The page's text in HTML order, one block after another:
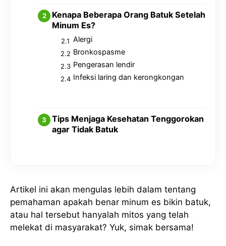
Kenapa Beberapa Orang Batuk Setelah
Minum Es?
Alergi
Bronkospasme
Pengerasan lendir
Infeksi laring dan kerongkongan
Tips Menjaga Kesehatan Tenggorokan
agar Tidak Batuk
Artikel ini akan mengulas lebih dalam tentang
pemahaman apakah benar minum es bikin batuk,
atau hal tersebut hanyalah mitos yang telah
melekat di masyarakat? Yuk, simak bersama!